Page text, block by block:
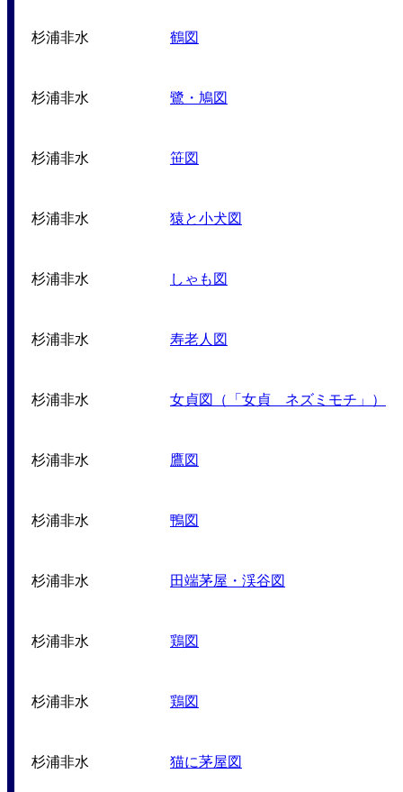
杉浦非水 鶴図
杉浦非水 鷺・鳩図
杉浦非水 笹図
杉浦非水 猿と小犬図
杉浦非水 しゃも図
杉浦非水 寿老人図
杉浦非水 女貞図（「女貞 ネズミモチ」）
杉浦非水 鷹図
杉浦非水 鴨図
杉浦非水 田端茅屋・渓谷図
杉浦非水 鶏図
杉浦非水 鶏図
杉浦非水 猫に茅屋図